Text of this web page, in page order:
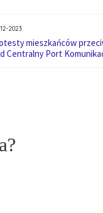
2023
mieszkańców
Centralny Port